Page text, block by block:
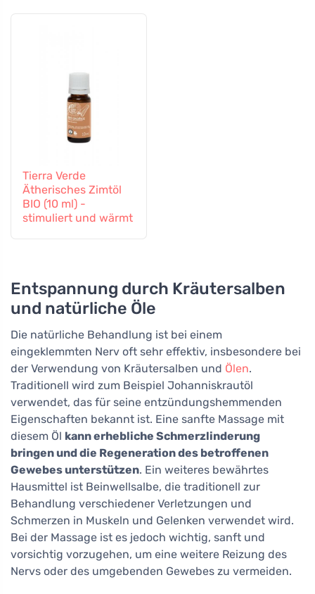
Tierra Verde
Ätherisches Zimtöl
BIO (10 ml) -
stimuliert und wärmt
Entspannung durch Kräutersalben
und natürliche Öle
Die natürliche Behandlung ist bei einem
eingeklemmten Nerv oft sehr effektiv, insbesondere bei
der Verwendung von Kräutersalben und Ölen.
Traditionell wird zum Beispiel Johanniskrautöl
verwendet, das für seine entzündungshemmenden
Eigenschaften bekannt ist. Eine sanfte Massage mit
diesem Öl kann erhebliche Schmerzlinderung
bringen und die Regeneration des betroffenen
Gewebes unterstützen. Ein weiteres bewährtes
Hausmittel ist Beinwellsalbe, die traditionell zur
Behandlung verschiedener Verletzungen und
Schmerzen in Muskeln und Gelenken verwendet wird.
Bei der Massage ist es jedoch wichtig, sanft und
vorsichtig vorzugehen, um eine weitere Reizung des
Nervs oder des umgebenden Gewebes zu vermeiden.